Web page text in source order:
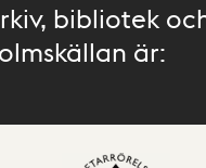
bibliotek
är: